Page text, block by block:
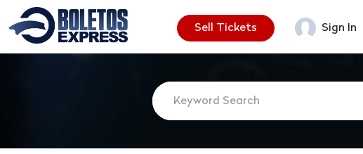
Sell Tickets Sign In